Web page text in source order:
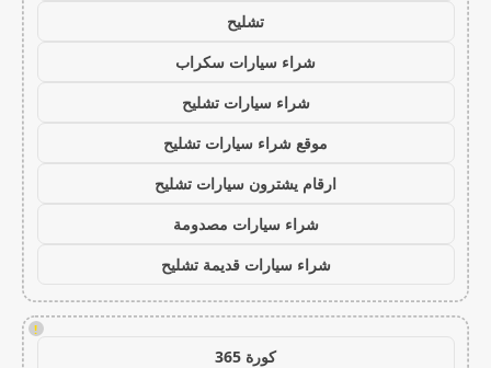
تشليح
شراء سيارات سكراب
شراء سيارات تشليح
موقع شراء سيارات تشليح
ارقام يشترون سيارات تشليح
شراء سيارات مصدومة
شراء سيارات قديمة تشليح
!
كورة 365